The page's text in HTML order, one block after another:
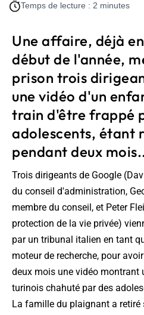
Temps de lecture : 2 minutes
Une affaire, déjà
début de l'année,
prison trois
une vidéo d'un
train d'être frappé
adolescents, étant
pendant deux
Trois dirigeants de Google
du conseil d'administration,
membre du conseil, et Peter
protection de la vie privée)
par un tribunal italien en tant
moteur de recherche, pour
deux mois une vidéo montrant
turinois chahuté par des
La famille du plaignant a